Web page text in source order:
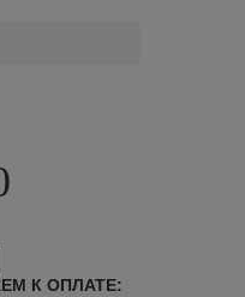
К ОПЛАТЕ: